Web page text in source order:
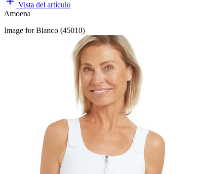
Vista del artículo
Amoena
Image for Blanco (45010)